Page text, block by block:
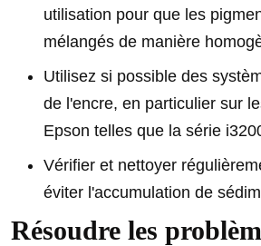
utilisation pour que les
mélangés de manière
Utilisez si possible des
de l'encre, en particulier sur
Epson telles que la série
Vérifier et nettoyer
éviter l'accumulation de
Résoudre les